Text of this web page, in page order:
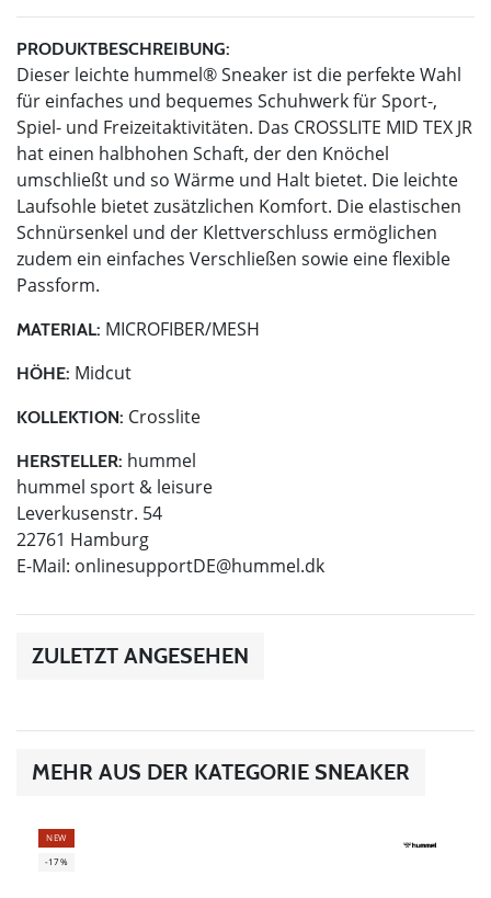
PRODUKTBESCHREIBUNG:
Dieser leichte hummel® Sneaker ist die perfekte Wahl
für einfaches und bequemes Schuhwerk für Sport-,
Spiel- und Freizeitaktivitäten. Das CROSSLITE MID TEX JR
hat einen halbhohen Schaft, der den Knöchel
umschließt und so Wärme und Halt bietet. Die leichte
Laufsohle bietet zusätzlichen Komfort. Die elastischen
Schnürsenkel und der Klettverschluss ermöglichen
zudem ein einfaches Verschließen sowie eine flexible
Passform.
MATERIAL: MICROFIBER/MESH
HÖHE: Midcut
KOLLEKTION: Crosslite
HERSTELLER: hummel
hummel sport & leisure
Leverkusenstr. 54
22761 Hamburg
E-Mail: onlinesupportDE@hummel.dk
ZULETZT ANGESEHEN
MEHR AUS DER KATEGORIE SNEAKER
NEW
-17%